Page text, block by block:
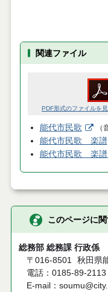
関連ファイル
PDF形式のファイルを
能代市民歌 （
能代市民歌 楽譜
能代市民歌 楽譜
このページに
総務部 総務課 行政係
〒016-8501 秋田県
電話：0185-89-2113
E-mail：